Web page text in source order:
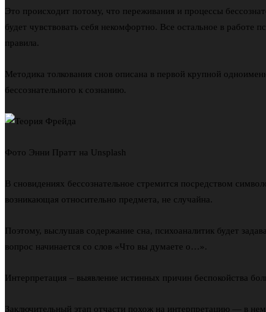
Это происходит потому, что переживания и процессы
будет чувствовать себя некомфортно. Все остальное в
правила.
Методика толкования снов описана в первой крупной
бессознательного к сознанию.
Фото Энни Пратт на Unsplash
В сновидениях бессознательное стремится посредством
возникающая относительно предмета, не случайна.
Поэтому, выслушав содержание сна, психоаналитик будет
вопрос начинается со слов «Что вы думаете о…».
Интерпретация – выявление истинных причин беспокойства
Заключительный этап отчасти похож на интерпретацию — в